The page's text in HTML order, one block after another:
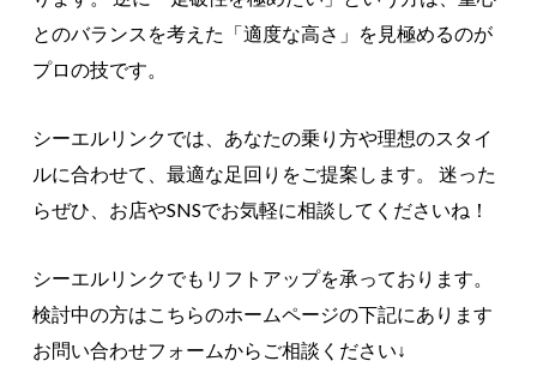
とのバランスを考えた「適度な高さ」を見極めるのが
プロの技です。
シーエルリンクでは、あなたの乗り方や理想のスタイ
ルに合わせて、最適な足回りをご提案します。 迷った
らぜひ、お店やSNSでお気軽に相談してくださいね！
シーエルリンクでもリフトアップを承っております。
検討中の方はこちらのホームページの下記にあります
お問い合わせフォームからご相談ください↓